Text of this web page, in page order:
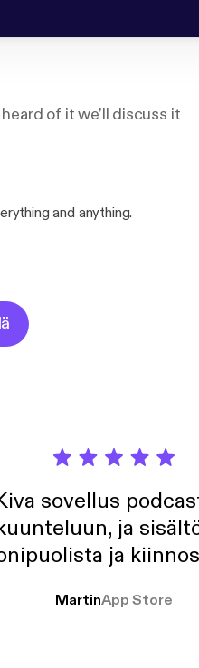
of it we’ll discuss it
and anything.
sovellus
ja
ja
MartinApp Store